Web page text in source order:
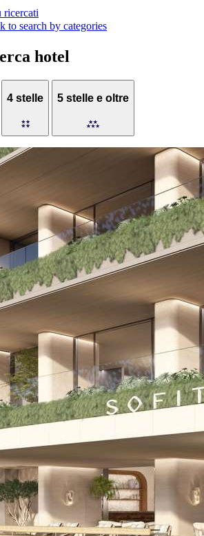
ricercati
to search by categories
hotel
4 stelle 5 stelle e oltre